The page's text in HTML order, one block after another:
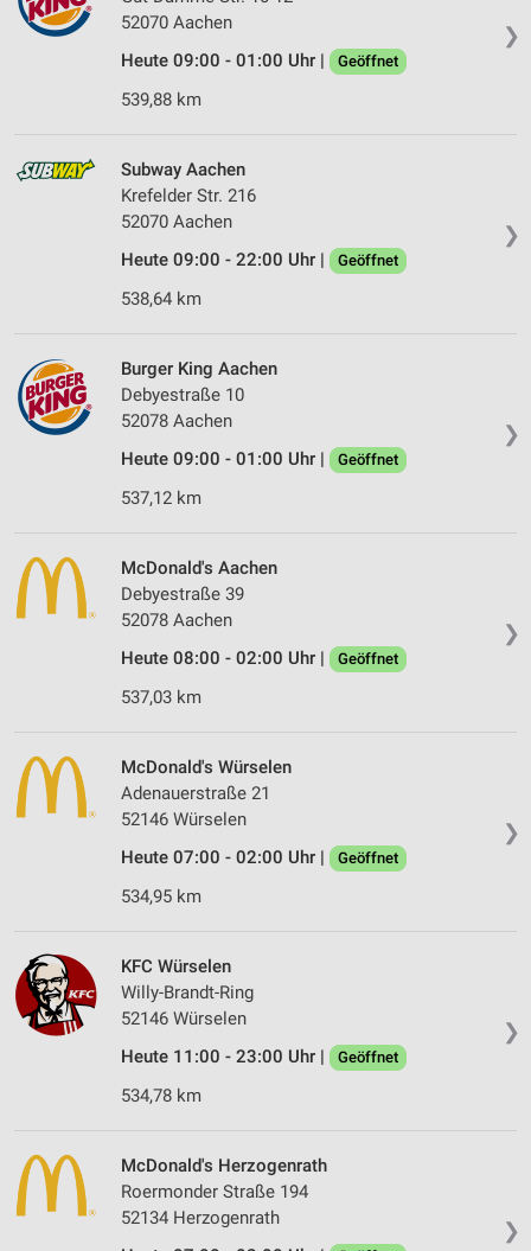
❯
52070 Aachen
Heute 09:00 - 01:00 Uhr |
Geöffnet
539,88 km
❯
Subway Aachen
Krefelder Str. 216
52070 Aachen
Heute 09:00 - 22:00 Uhr |
Geöffnet
538,64 km
❯
Burger King Aachen
Debyestraße 10
52078 Aachen
Heute 09:00 - 01:00 Uhr |
Geöffnet
537,12 km
❯
McDonald's Aachen
Debyestraße 39
52078 Aachen
Heute 08:00 - 02:00 Uhr |
Geöffnet
537,03 km
❯
McDonald's Würselen
Adenauerstraße 21
52146 Würselen
Heute 07:00 - 02:00 Uhr |
Geöffnet
534,95 km
❯
KFC Würselen
Willy-Brandt-Ring
52146 Würselen
Heute 11:00 - 23:00 Uhr |
Geöffnet
534,78 km
❯
McDonald's Herzogenrath
Roermonder Straße 194
52134 Herzogenrath